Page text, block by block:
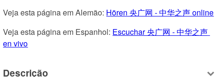
Veja esta página em Alemão: Hören 央广网 - 中华之声 online
Veja esta página em Espanhol: Escuchar 央广网 - 中华之声
en vivo
Descrição